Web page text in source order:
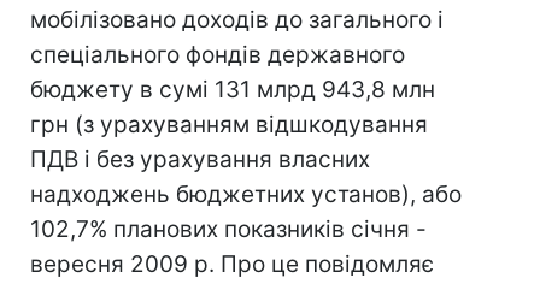
мобілізовано доходів до загального і
спеціального фондів державного
бюджету в сумі 131 млрд 943,8 млн
грн (з урахуванням відшкодування
ПДВ і без урахування власних
надходжень бюджетних установ), або
102,7% планових показників січня -
вересня 2009 р. Про це повідомляє